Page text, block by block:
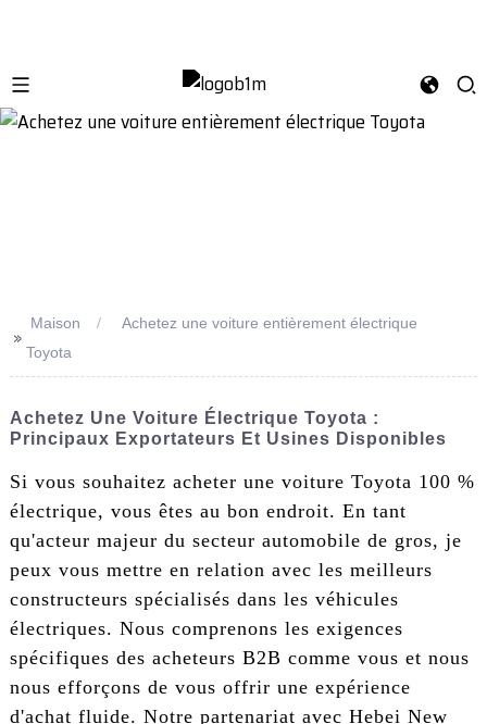
>> Maison
Achetez une voiture entièrement électrique
Toyota
Achetez Une Voiture Électrique Toyota :
Principaux Exportateurs Et Usines Disponibles
Si vous souhaitez acheter une voiture Toyota 100 %
électrique, vous êtes au bon endroit. En tant
qu'acteur majeur du secteur automobile de gros, je
peux vous mettre en relation avec les meilleurs
constructeurs spécialisés dans les véhicules
électriques. Nous comprenons les exigences
spécifiques des acheteurs B2B comme vous et nous
nous efforçons de vous offrir une expérience
d'achat fluide. Notre partenariat avec Hebei New